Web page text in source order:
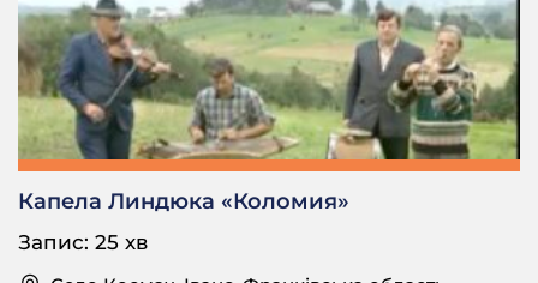
Капела Линдюка «Коломия»
Запис: 25 хв